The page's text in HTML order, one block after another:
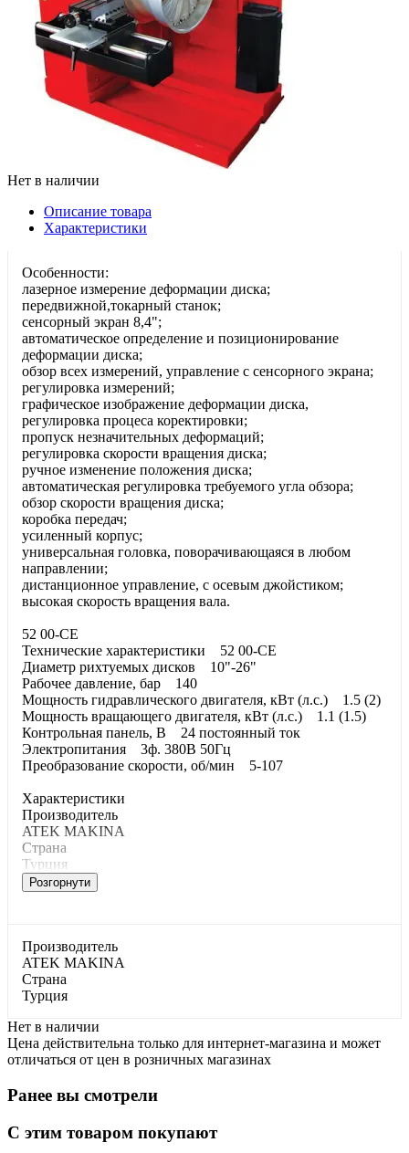
Нет в наличии
Описание товара
Характеристики
Особенности:
лазерное измерение деформации диска;
передвижной,токарный станок;
сенсорный экран 8,4";
автоматическое определение и позиционирование
деформации диска;
обзор всех измерений, управление с сенсорного экрана;
регулировка измерений;
графическое изображение деформации диска,
регулировка процеса коректировки;
пропуск незначительных деформаций;
регулировка скорости вращения диска;
ручное изменение положения диска;
автоматическая регулировка требуемого угла обзора;
обзор скорости вращения диска;
коробка передач;
усиленный корпус;
универсальная головка, поворачивающаяся в любом
направлении;
дистанционное управление, с осевым джойстиком;
высокая скорость вращения вала.
52 00-CE
Технические характеристики 52 00-CE
Диаметр рихтуемых дисков 10"-26"
Рабочее давление, бар 140
Мощность гидравлического двигателя, кВт (л.с.) 1.5 (2)
Мощность вращающего двигателя, кВт (л.с.) 1.1 (1.5)
Контрольная панель, В 24 постоянный ток
Электропитания 3ф. 380В 50Гц
Преобразование скорости, об/мин 5-107
Характеристики
Производитель
ATEK MAKINA
Страна
Турция
Розгорнути
Производитель
ATEK MAKINA
Страна
Турция
Нет в наличии
Цена действительна только для интернет-магазина и может
отличаться от цен в розничных магазинах
Ранее вы смотрели
С этим товаром покупают